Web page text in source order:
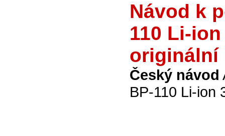
Návod k
110 Li-
originální
Český návod
BP-110 Li-ion